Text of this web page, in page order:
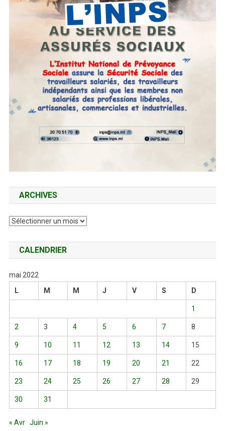
ARCHIVES
Archives
CALENDRIER
mai 2022
L
M M J V S D
1
2 3 4 5 6 7 8
9 10 11 12 13 14 15
16 17 18 19 20 21 22
23 24 25 26 27 28 29
30 31
« Avr Juin »